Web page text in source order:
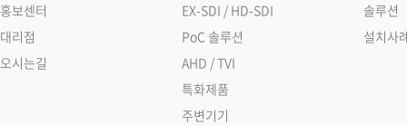
홍보센터
대리점
오시는길
EX-SDI / HD-SDI
PoC 솔루션
AHD / TVI
특화제품
주변기기
솔루션
설치사